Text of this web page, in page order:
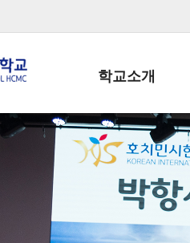
학교소개
학교장인사말
학생회장인사말
학교상징
학교 CI